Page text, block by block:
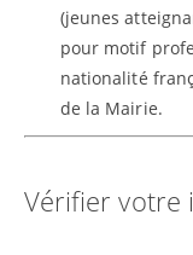
(jeunes
pour motif
nationalité
de la Mairie.
Vérifier votre